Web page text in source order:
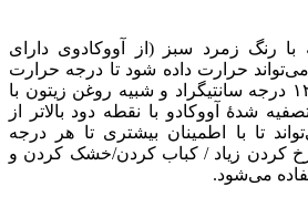
رنگ زمرد سبز (از آووکادوی دارای
حرارت داده شود تا درجه حرارت
۳۷۵ درجه فارنهایت یا ۱۲۱ درجه سانتیگراد و شبیه روغن زیتون با
شدهٔ آووکادو با نقطه دود بالاتر از
تا با اطمینان بیشتری تا هر درجه
کردن زیاد / کباب کردن/خشک کردن و
می‌شود.